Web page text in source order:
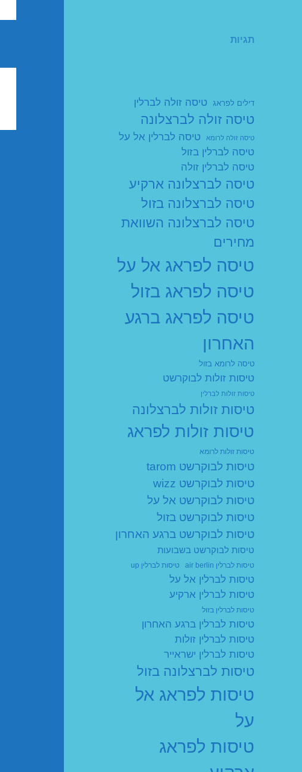
תגיות
דילים לפראג טיסה זולה לברלין
טיסה זולה לברצלונה
טיסה זולה לרומא
טיסה לברלין אל על
טיסה לברלין בזול
טיסה לברלין זולה
טיסה לברצלונה ארקיע
טיסה לברצלונה בזול
טיסה לברצלונה השוואת
מחירים
טיסה לפראג אל על
טיסה לפראג בזול
טיסה לפראג ברגע
האחרון
טיסה לרומא בזול
טיסות זולות לבוקרשט
טיסות זולות לברלין
טיסות זולות לברצלונה
טיסות זולות לפראג
טיסות זולות לרומא
טיסות לבוקרשט tarom
טיסות לבוקרשט wizz
טיסות לבוקרשט אל על
טיסות לבוקרשט בזול
טיסות לבוקרשט ברגע האחרון
טיסות לבוקרשט בשבועות
טיסות לברלין air berlin טיסות לברלין up
טיסות לברלין אל על
טיסות לברלין ארקיע
טיסות לברלין בזול
טיסות לברלין ברגע האחרון
טיסות לברלין זולות
טיסות לברלין ישראייר
טיסות לברצלונה בזול
טיסות לפראג אל
על
טיסות לפראג